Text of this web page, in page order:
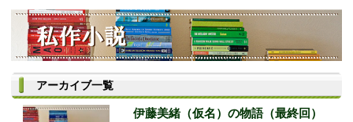
アーカイブ一覧
伊藤美緒（仮名）の物語（最終回）